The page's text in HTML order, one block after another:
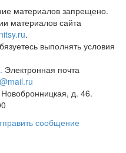
материалов запрещено.
материалов сайта
.
выполнять условия
Электронная почта
д. 46.
сообщение